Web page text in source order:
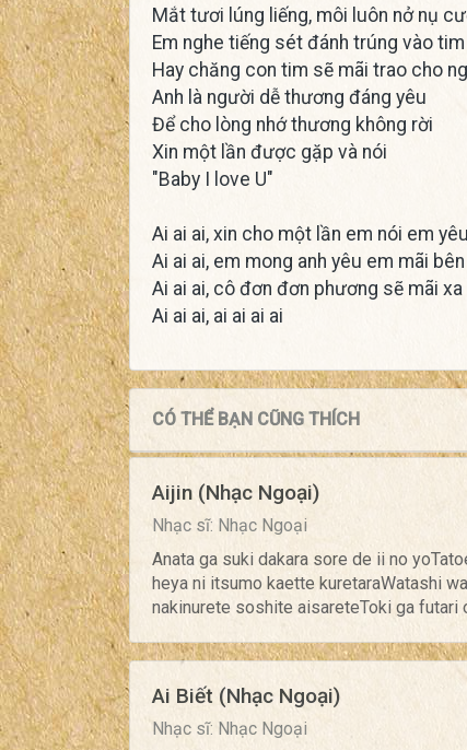
Mắt tươi lúng liếng, môi luôn nở nụ
Em nghe tiếng sét đánh trúng vào
Hay chăng con tim sẽ mãi trao cho
Anh là người dễ thương đáng yêu
Để cho lòng nhớ thương không rời
Xin một lần được gặp và nói
"Baby I love U"
Ai ai ai, xin cho một lần em nói em
Ai ai ai, em mong anh yêu em mãi
Ai ai ai, cô đơn đơn phương sẽ mãi
Ai ai ai, ai ai ai ai
CÓ THỂ BẠN CŨNG THÍCH
Aijin (Nhạc Ngoại)
Nhạc sĩ: Nhạc Ngoại
Anata ga suki dakara sore de ii no
heya ni itsumo kaette kuretaraWatashi
nakinurete soshite aisareteToki ga futari
Ai Biết (Nhạc Ngoại)
Nhạc sĩ: Nhạc Ngoại